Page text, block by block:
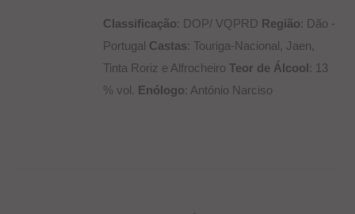
Classificação: DOP/ VQPRD Região: Dão -
Portugal Castas: Touriga-Nacional, Jaen,
Tinta Roriz e AlfrocheiroTeor de Álcool: 13
% vol. Enólogo: António Narciso